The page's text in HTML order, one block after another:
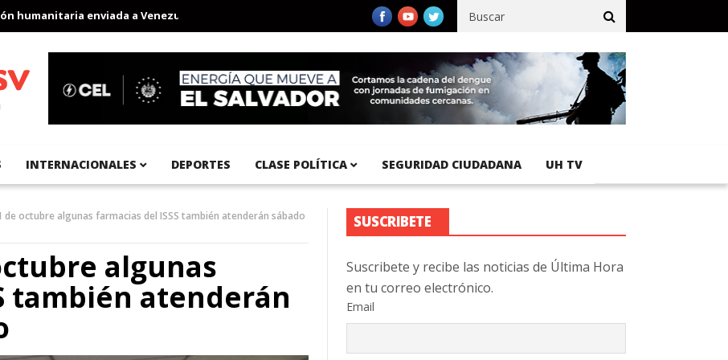
enviada a Venezuela Aeropuerto Internacional del Pacífico registra 92 % de avance en obras de terracería
INTERNACIONALES DEPORTES CLASE POLÍTICA SEGURIDAD CIUDADANA UH TV
de octubre algunas farmacias del ISSS también atenderán sábado
algunas
también atenderán
SUSCRIBETE
Suscribete y recibe las noticias de Última Hora
en tu correo electrónico.
Email